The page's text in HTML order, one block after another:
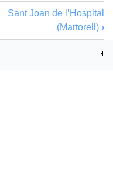
Sant Joan de l’Hospital
(Martorell) ›